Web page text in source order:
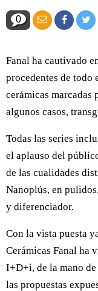
0
Fanal ha cautivado
procedentes de todo
cerámicas marcadas
algunos casos,
Todas las series
el aplauso del
de las cualidades
Nanoplús, en
y diferenciador.
Con la vista puesta
Cerámicas Fanal ha
I+D+i, de la mano
las propuestas